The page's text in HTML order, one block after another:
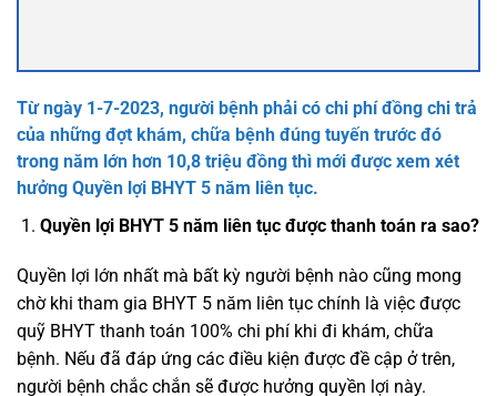
Từ ngày 1-7-2023, người bệnh phải có chi phí đồng chi trả
của những đợt khám, chữa bệnh đúng tuyến trước đó
trong năm lớn hơn 10,8 triệu đồng thì mới được xem xét
hưởng Quyền lợi BHYT 5 năm liên tục.
Quyền lợi BHYT 5 năm liên tục được thanh toán ra sao?
Quyền lợi lớn nhất mà bất kỳ người bệnh nào cũng mong
chờ khi tham gia BHYT 5 năm liên tục chính là việc được
quỹ BHYT thanh toán 100% chi phí khi đi khám, chữa
bệnh. Nếu đã đáp ứng các điều kiện được đề cập ở trên,
người bệnh chắc chắn sẽ được hưởng quyền lợi này.